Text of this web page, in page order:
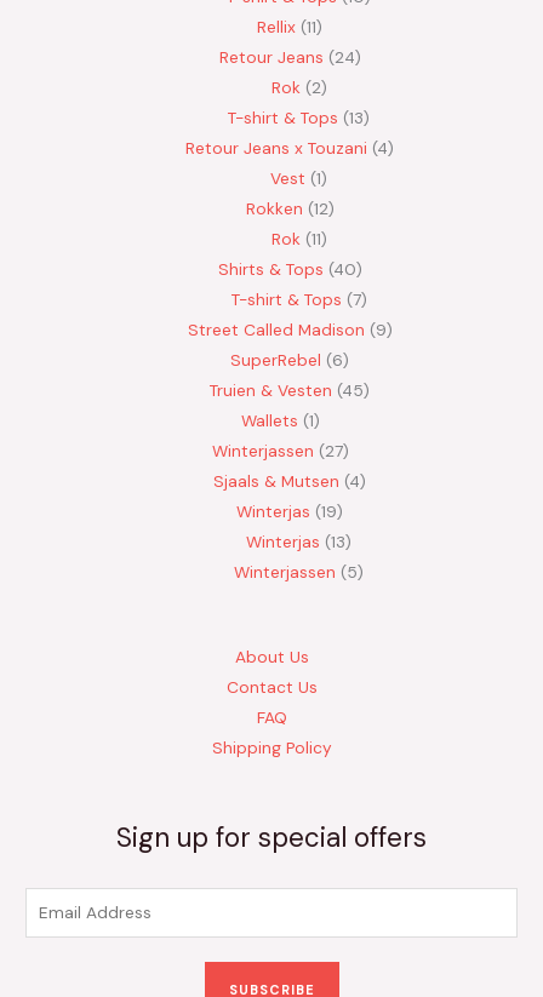
Rellix 11
Retour Jeans 24
Rok 2
T-shirt & Tops 13
Retour Jeans x Touzani 4
Vest 1
Rokken 12
Rok 11
Shirts & Tops 40
T-shirt & Tops 7
Street Called Madison 9
SuperRebel
6
Truien & Vesten 45
Wallets 1
Winterjassen
27
Sjaals & Mutsen 4
Winterjas 19
Winterjas 13
Winterjassen
5
About Us
Contact Us
FAQ
Shipping Policy
Sign up for special offers
m
SUBSCRIBE